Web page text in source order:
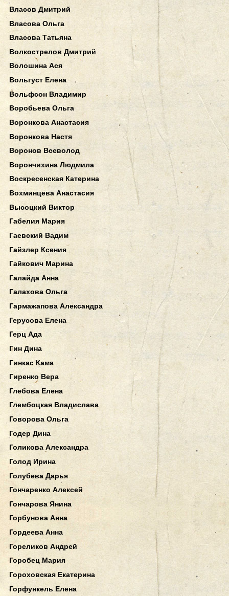
Власов Дмитрий
Власова Ольга
Власова Татьяна
Волкострелов Дмитрий
Волошина Ася
Вольгуст Елена
Вольфсон Владимир
Воробьева Ольга
Воронкова Анастасия
Воронкова Настя
Воронов Всеволод
Ворончихина Людмила
Воскресенская Катерина
Вохминцева Анастасия
Высоцкий Виктор
Габелия Мария
Гаевский Вадим
Гайзлер Ксения
Гайкович Марина
Галайда Анна
Галахова Ольга
Гармажапова Александра
Герусова Елена
Герц Ада
Гин Дина
Гинкас Кама
Гиренко Вера
Глебова Елена
Глембоцкая Владислава
Говорова Ольга
Годер Дина
Голикова Александра
Голод Ирина
Голубева Дарья
Гончаренко Алексей
Гончарова Янина
Горбунова Анна
Гордеева Анна
Гореликов Андрей
Горобец Мария
Гороховская Екатерина
Горфункель Елена